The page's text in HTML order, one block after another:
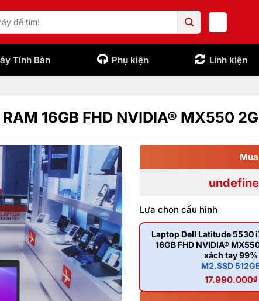
Tính Bàn Phụ kiện Linh kiện
16GB FHD NVIDIA® MX550
Lựa chọn cấu hình
Laptop Dell Latitude 5530
16GB FHD NVIDIA®
xách tay 99%
M2.SSD
17.990.000₫